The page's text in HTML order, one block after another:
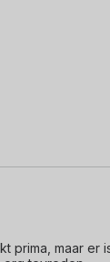
prima, maar er